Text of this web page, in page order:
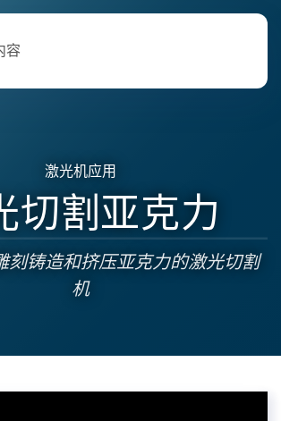
容
激光机应用
切割亚克力
刻铸造和挤压亚克力的激光切割
机